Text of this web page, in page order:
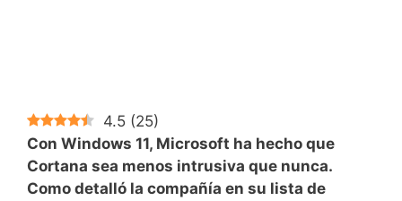
4.5 (25)
Con Windows 11, Microsoft ha hecho que
Cortana sea menos intrusiva que nunca.
Como detalló la compañía en su lista de